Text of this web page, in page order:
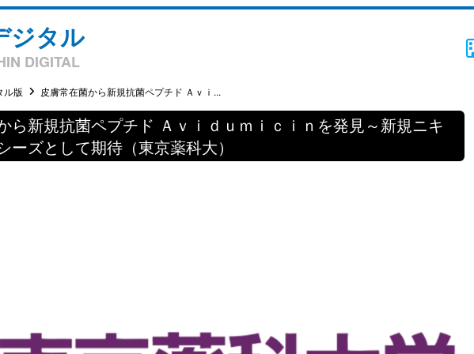
ジタル
DIGITAL
ル版 皮膚常在菌から新規抗菌ペプチド Ａｖｉ...
ら新規抗菌ペプチド Ａｖｉｄｕｍｉｃｉｎを発見～新規ニキ
ーズとして期待（東京薬科大）